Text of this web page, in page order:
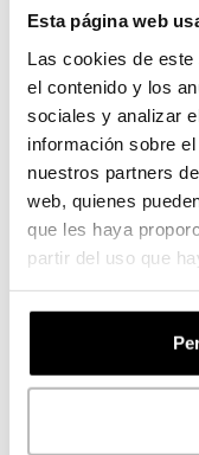
Esta página web
Las cookies de
el contenido y los
sociales y analizar
información sobre
nuestros partners
web, quienes
que les haya
partir del uso que
Diseño de
partir de
Ahora
finaluna
de barniz a
vectorizada:
los